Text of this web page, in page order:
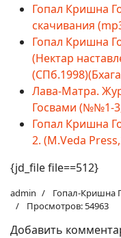
Гопал Кришна
скачивания
Гопал Кришна
(Нектар
Лава-Матра.
Госвами (№№1-
Гопал Кришна
2. (М.Veda
{jd_file file==512}
admin Гопал-Кришна
Просмотров: 54963
Добавить